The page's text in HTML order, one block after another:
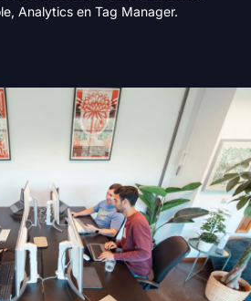
Analytics en Tag Manager.